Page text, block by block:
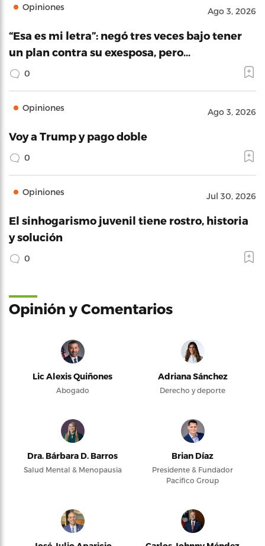
Opiniones Ago 3, 2026
“Esa es mi letra”: negó tres veces bajo tener
un plan contra su exesposa, pero…
0
Opiniones Ago 3, 2026
Voy a Trump y pago doble
0
Opiniones Jul 30, 2026
El sinhogarismo juvenil tiene rostro, historia
y solución
0
Opinión y Comentarios
Lic Alexis Quiñones
Abogado
Adriana Sánchez
Derecho y deporte
Dra. Bárbara D. Barros
Salud Mental & Menopausia
Brian Díaz
Presidente & Fundador
Pacifico Group